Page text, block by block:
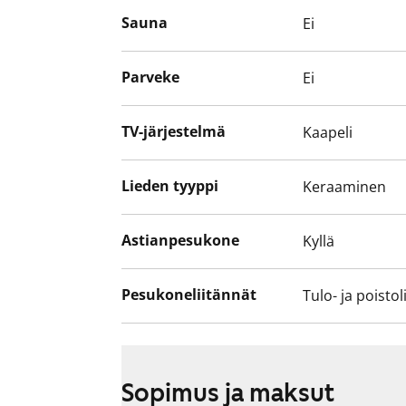
Mustavalkoisen kylpyhuoneen seinät
Pyykinpesukoneelle ja kuivausrummulle
Varaa esittelyaika ja tule kurkkaamaan,
vuokrakoti!
Sauna Ei
Parveke Ei
TV-järjestelmä Kaapeli
Lieden tyyppi Keraaminen
Astianpesukone Kyllä
Pesukoneliitännät Tulo- ja
Sopimus ja maksut